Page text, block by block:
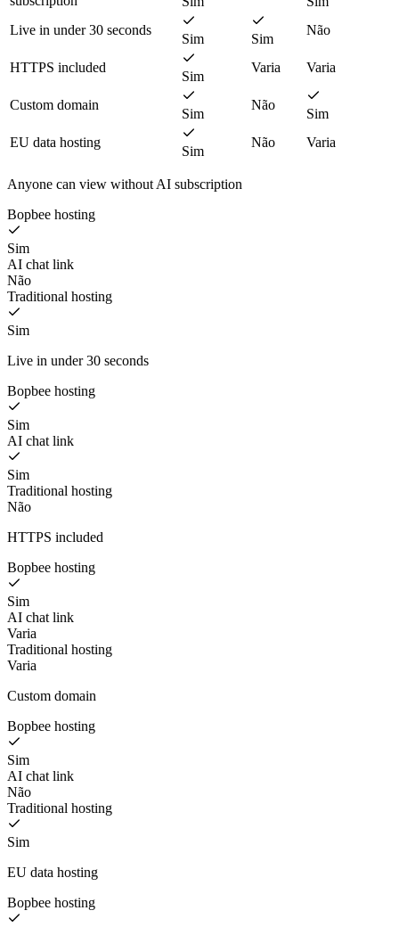
Live in under 30 seconds
Sim Sim
Não
HTTPS included
Sim
Varia Varia
Custom domain
Sim
Não
Sim
EU data hosting
Sim
Não Varia
Anyone can view without AI subscription
Bopbee hosting
Sim
AI chat link
Não
Traditional hosting
Sim
Live in under 30 seconds
Bopbee hosting
Sim
AI chat link
Sim
Traditional hosting
Não
HTTPS included
Bopbee hosting
Sim
AI chat link
Varia
Traditional hosting
Varia
Custom domain
Bopbee hosting
Sim
AI chat link
Não
Traditional hosting
Sim
EU data hosting
Bopbee hosting